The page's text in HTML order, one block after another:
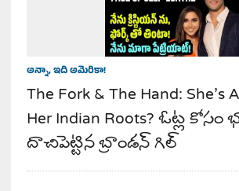
అన్నా, ఇది అమెరికా!
The Fork & The Hand: She’s
Her Indian Roots? ఓట్ల కోసం
దాచిపెట్టిన బ్రాండన్ గిల్